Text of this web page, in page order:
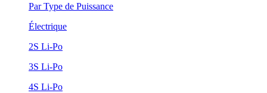
Par Type de Puissance
Électrique
2S Li-Po
3S Li-Po
4S Li-Po